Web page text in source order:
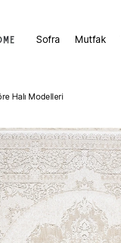
Sofra Mutfak
Halı Modelleri